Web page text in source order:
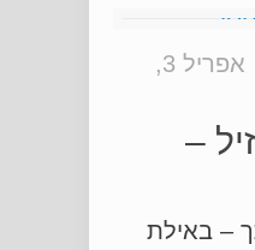
אפריל 3,
–
– באילת